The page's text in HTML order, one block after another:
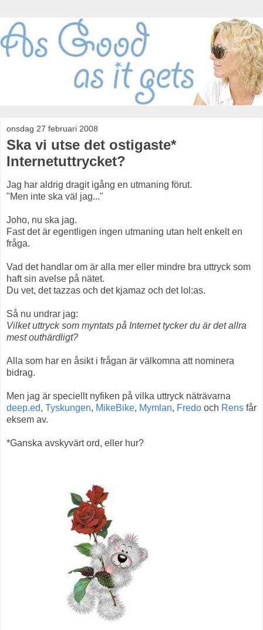
onsdag 27 februari 2008
Ska vi utse det ostigaste*
Internetuttrycket?
Jag har aldrig dragit igång en utmaning förut.
"Men inte ska väl jag..."
Joho, nu ska jag.
Fast det är egentligen ingen utmaning utan helt enkelt en
fråga.
Vad det handlar om är alla mer eller mindre bra uttryck som
haft sin avelse på nätet.
Du vet, det tazzas och det kjamaz och det lol:as.
Så nu undrar jag:
Vilket uttryck som myntats på Internet tycker du är det allra
mest outhärdligt?
Alla som har en åsikt i frågan är välkomna att nominera
bidrag.
Men jag är speciellt nyfiken på vilka uttryck näträvarna
deep.ed, Tyskungen, MikeBike, Mymlan, Fredo och Rens får
eksem av.
*Ganska avskyvärt ord, eller hur?